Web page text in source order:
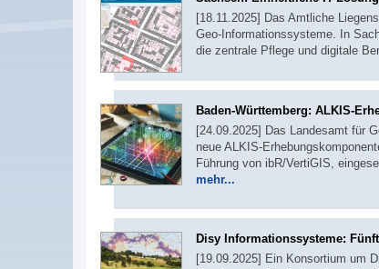
[18.11.2025] Das Amtliche
Geo-Informationssysteme. In
die zentrale Pflege und digitale
Baden-Württemberg: ALKIS-
[24.09.2025] Das Landesamt für
neue ALKIS-
Führung von ibR/VertiGIS,
mehr...
Disy Informationssysteme:
[19.09.2025] Ein Konsortium um